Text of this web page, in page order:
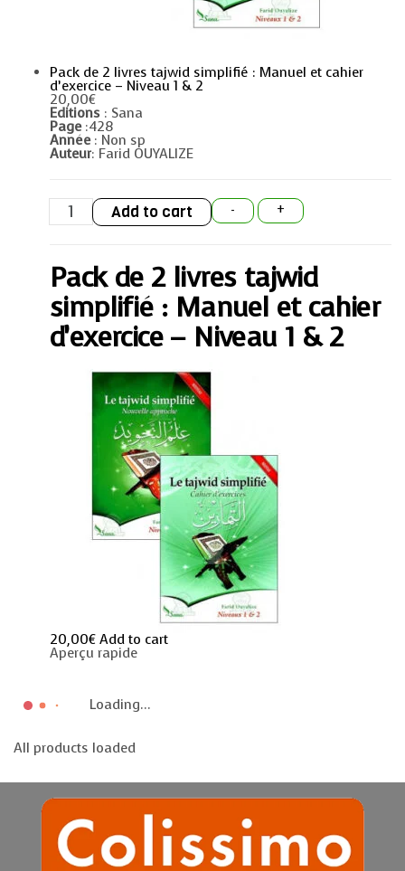
Pack de 2 livres tajwid simplifié : Manuel et cahier
d’exercice – Niveau 1 & 2
20,00€
Editions : Sana
Page:428
Année : Non sp
Auteur: Farid OUYALIZE
-
Pack
2
simplifié
Manuel
et
cahier
d'exercice
quantity
+
Add to cart
Pack de 2 livres tajwid
simplifié : Manuel et cahier
d’exercice – Niveau 1 & 2
20,00€ Add to cart
Aperçu rapide
Loading...
All products loaded